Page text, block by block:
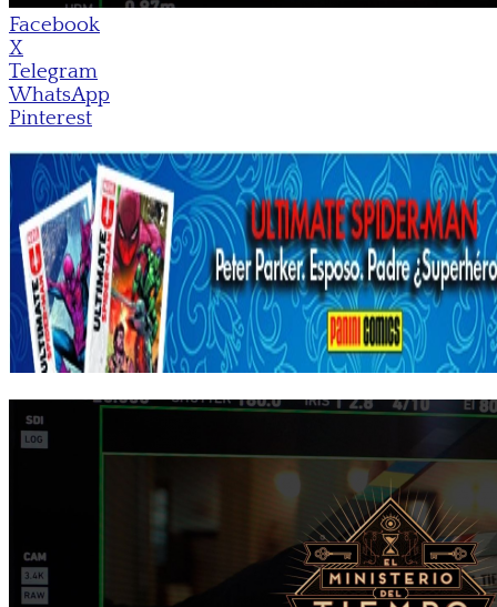
Facebook
X
Telegram
WhatsApp
Pinterest